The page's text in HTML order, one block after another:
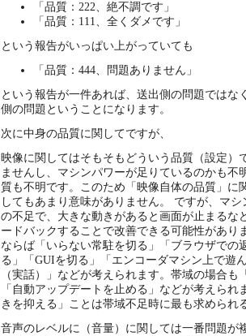
「品質：222、絶不調です」
「品質：111、全くダメです」
という報告がいっぱい上がっていても
「品質：444、問題ありません」
という報告が一件あれば、送出側の問題ではな
側の問題ということになります。
次に中身の品質に関してですが、
映像に関してはそもそもどういう品質（設定）
ませんし、マシンパワーが足りているのかも不
質も不明です。このため「映像自体の品質」に
してもあまり意味がありません。 ですが、マ
の不足で、大きな動きがあると画面が止まるな
ードバックすることで改善できる可能性があり
ならば「いらない常駐を切る」「ブラウザでの
る」「GUIを切る」「エンコーダマシン上で遊
（実話）」などが考えられます。帯域の場合も
「自動アップデートを止める」などが考えられ
きを抑える」ことは帯域不足時に最も求められ
音声のレベルに（音量）に関しては一番問題が